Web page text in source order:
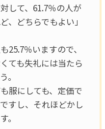
して、61.7％の人が
、どちらでもよい」
25.7％いますので、
ても失礼には当たら
。
服にしても、定価で
すし、それほどかし
。